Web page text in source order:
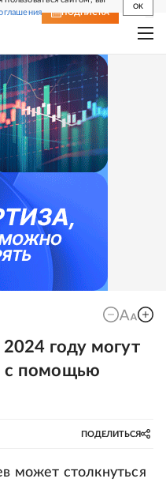
OK
ПОДПИСКА
2024 году могут
с помощью
ПОДЕЛИТЬСЯ
может столкнуться